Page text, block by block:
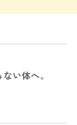
い体へ。